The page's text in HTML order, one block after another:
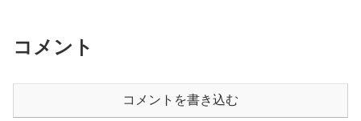
コメント
コメントを書き込む